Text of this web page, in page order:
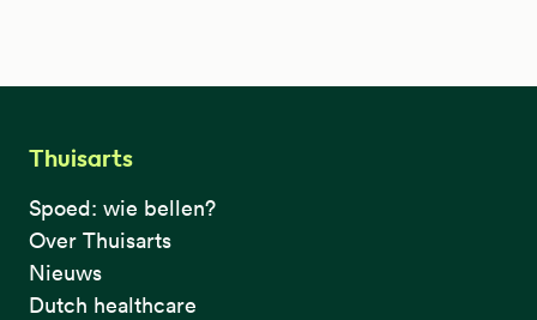
Thuisarts
Spoed: wie bellen?
Over Thuisarts
Nieuws
Dutch healthcare